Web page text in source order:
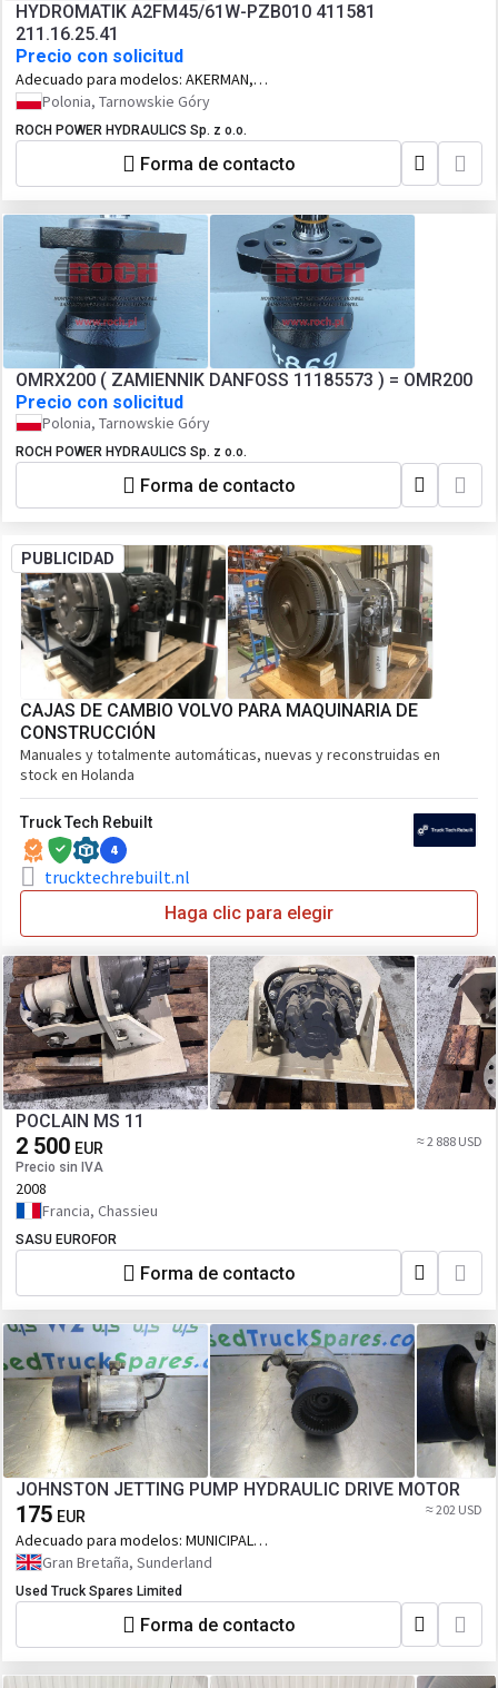
HYDROMATIK A2FM45/61W-PZB010 411581
211.16.25.41
Precio con solicitud
Adecuado para modelos: AKERMAN,
EW150 KOPARKA KOŁOWA, VOLVO,
Polonia, Tarnowskie Góry
ROCH POWER HYDRAULICS Sp. z o.o.
Forma de contacto
OMRX200 ( ZAMIENNIK DANFOSS 11185573 ) = OMR200
Precio con solicitud
Polonia, Tarnowskie Góry
ROCH POWER HYDRAULICS Sp. z o.o.
Forma de contacto
PUBLICIDAD
CAJAS DE CAMBIO VOLVO PARA MAQUINARIA DE
CONSTRUCCIÓN
Manuales y totalmente automáticas, nuevas y reconstruidas en
stock en Holanda
Truck Tech Rebuilt
4
trucktechrebuilt.nl
Haga clic para elegir
POCLAIN MS 11
2 500 EUR
Precio sin IVA
≈ 2 888 USD
2008
Francia, Chassieu
SASU EUROFOR
Forma de contacto
JOHNSTON JETTING PUMP HYDRAULIC DRIVE MOTOR
175 EUR ≈ 202 USD
Adecuado para modelos: MUNICIPAL
OTHERGran Bretaña, Sunderland
Used Truck Spares Limited
Forma de contacto